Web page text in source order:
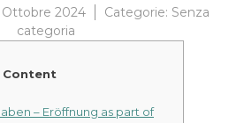
Ottobre 2024 Categorie: Senza
categoria
Content
– Eröffnung as part of